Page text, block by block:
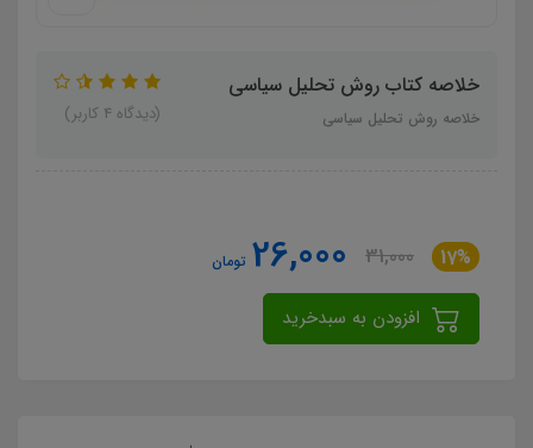
خلاصه کتاب روش تحليل سياسي
خلاصه روش تحليل سياسي (دیدگاه 4 کاربر)
17%
31,000
26,000 تومان